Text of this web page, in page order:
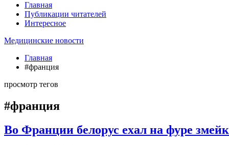
Главная
Публикации читателей
Интересное
Медицинские новости
Главная
#франция
просмотр тегов
#франция
Во Франции белорус ехал на фуре